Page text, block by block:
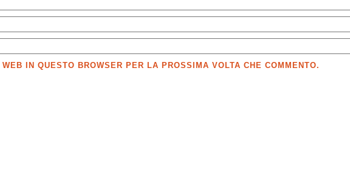
IN QUESTO BROWSER PER LA PROSSIMA VOLTA CHE COMMENTO.